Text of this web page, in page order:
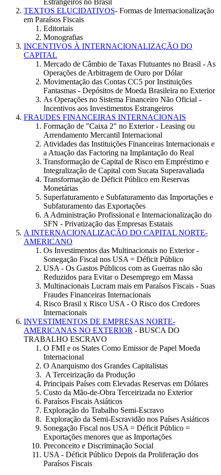
TEXTOS ELUCIDATIVOS- Formas de Internacionalização
em Paraísos Fiscais
Editoriais
Monografias
INCENTIVOS À INTERNACIONALIZAÇÃO DO
CAPITAL
Mercado de Câmbio de Taxas Flutuantes no Brasil - As
Operações de Arbitragem de Ouro por Dólar
Movimentação das Contas CC5 por Instituições
Fantasmas - Depósitos de Moeda Brasileira no Exterior
As Operações no Sistema Financeiro Não Oficial -
Incentivos aos Investimentos Estrangeiros
FRAUDES FINANCEIRAS INTERNACIONAIS
Formação de "Caixa 2" no Exterior - Leasing ou
Arrendamento Mercantil Internacional
Atividades das Instituições Financeiras Internacionais e
a Atuação das Factoring na Implantação do Real
Transformação de Capital de Risco em Empréstimo e
Integralização de Capital com Sucata Superavaliada
Transformação de Déficit Público em Reservas
Monetárias
Superfaturamento e Subfaturamento das Importações e
Subfaturamento das Exportações
A Administração Profissional e Internacionalização do
SFN - Privatização das Empresas Estatais
A INTERNACIONALIZAÇÃO DO CAPITAL NORTE-
AMERICANO
Os Investimentos das Multinacionais no Exterior -
Sonegação Fiscal nos USA = Déficit Público
USA - Os Gastos Públicos com as Guerras não são
Reduzidos para Evitar o Desemprego em Massa
Multinacionais Lucram mais em Paraísos Fiscais - Suas
Fraudes Financeiras Internacionais
Risco Brasil x Risco USA - O Risco dos Credores
Internacionais
INVESTIMENTOS DE EMPRESAS NORTE-
AMERICANAS NO EXTERIOR - BUSCA DO
TRABALHO ESCRAVO
O FMI e os States Como Emissor de Papel Moeda
Internacional
O Anarquismo dos Grandes Capitalistas
A Terceirização da Produção
Principais Países com Elevadas Reservas em Dólares
Custo da Mão-de-Obra Terceirizada no Exterior
Paraísos Fiscais Asiáticos
Exploração do Trabalho Semi-Escravo
Exploração da Semi-Escravidão nos Países Asiáticos
Sonegação Fiscal nos USA = Déficit Público =
Exportações menores que as Importações
Preconceito e Discriminação Social
USA - Déficit Público Depois da Proliferação dos
Paraísos Fiscais